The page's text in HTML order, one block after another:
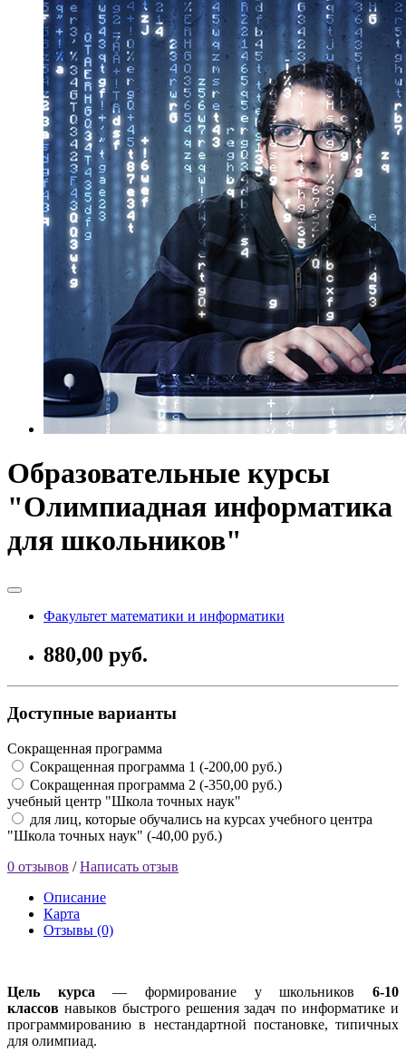
Образовательные курсы
"Олимпиадная информатика
для школьников"
Факультет математики и информатики
880,00 руб.
Доступные варианты
Сокращенная программа
Сокращенная программа 1 (-200,00 руб.)
Сокращенная программа 2 (-350,00 руб.)
учебный центр "Школа точных наук"
для лиц, которые обучались на курсах учебного центра
"Школа точных наук" (-40,00 руб.)
0 отзывов /Написать отзыв
Описание
Карта
Отзывы (0)
Цель курса — формирование у школьников6-10
классов навыков быстрого решения задач по информатике и
программированию в нестандартной постановке, типичных
для олимпиад.